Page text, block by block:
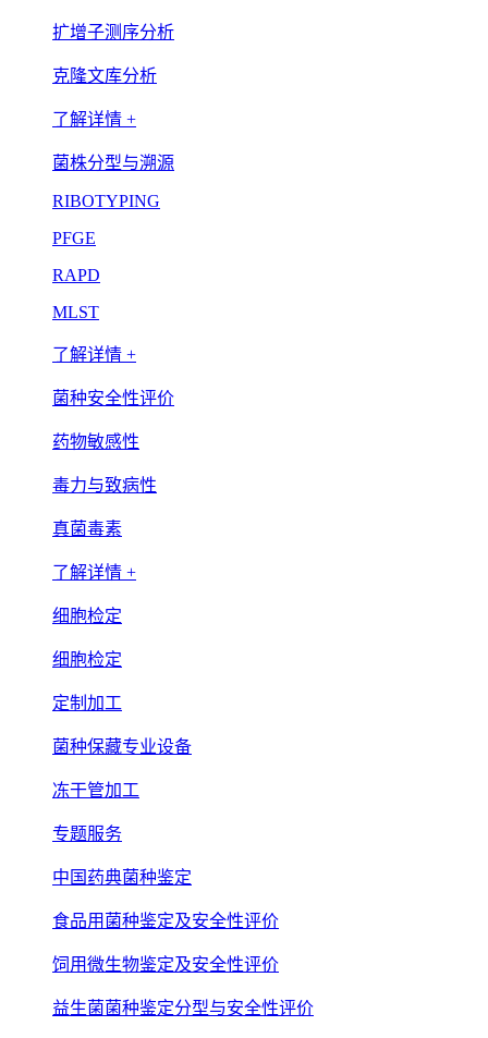
扩增子测序分析
克隆文库分析
了解详情 +
菌株分型与溯源
RIBOTYPING
PFGE
RAPD
MLST
了解详情 +
菌种安全性评价
药物敏感性
毒力与致病性
真菌毒素
了解详情 +
细胞检定
细胞检定
定制加工
菌种保藏专业设备
冻干管加工
专题服务
中国药典菌种鉴定
食品用菌种鉴定及安全性评价
饲用微生物鉴定及安全性评价
益生菌菌种鉴定分型与安全性评价